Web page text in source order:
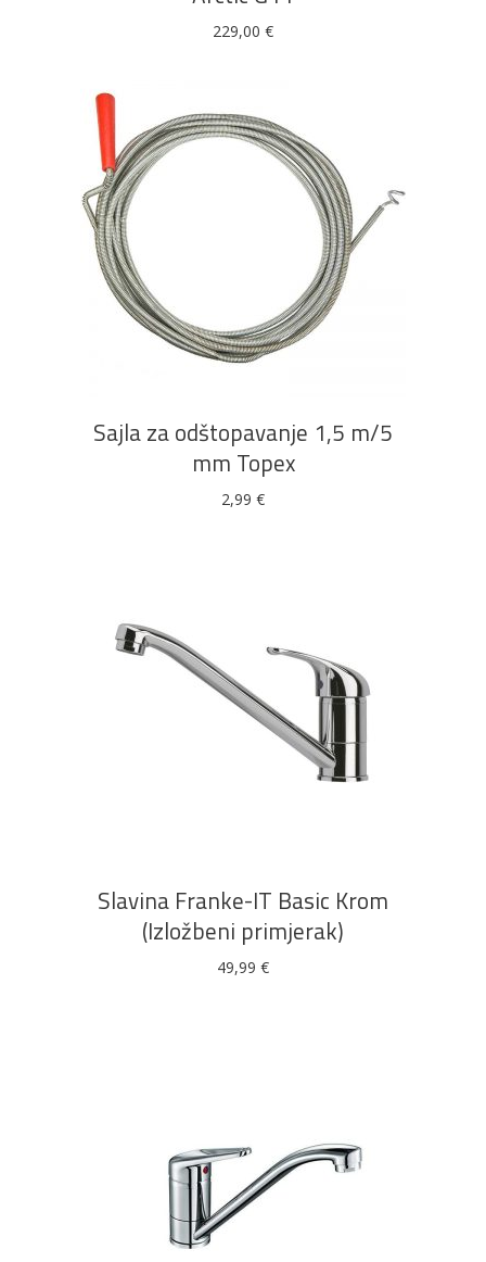
229,00 €
DODAJ U KOŠARICU
Sajla za odštopavanje 1,5 m/5
mm Topex
2,99 €
Slavina Franke-IT Basic Krom
(Izložbeni primjerak)
49,99 €